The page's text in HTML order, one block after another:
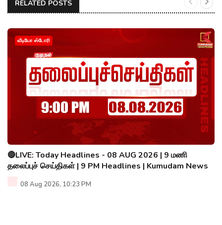
RELATED POSTS
வீடியோ ஸ்டோரி
🔴LIVE: Today Headlines - 08 AUG 2026 | 9 மணி
தலைப்புச் செய்திகள் | 9 PM Headlines | Kumudam News
08 Aug 2026, 10:23 PM